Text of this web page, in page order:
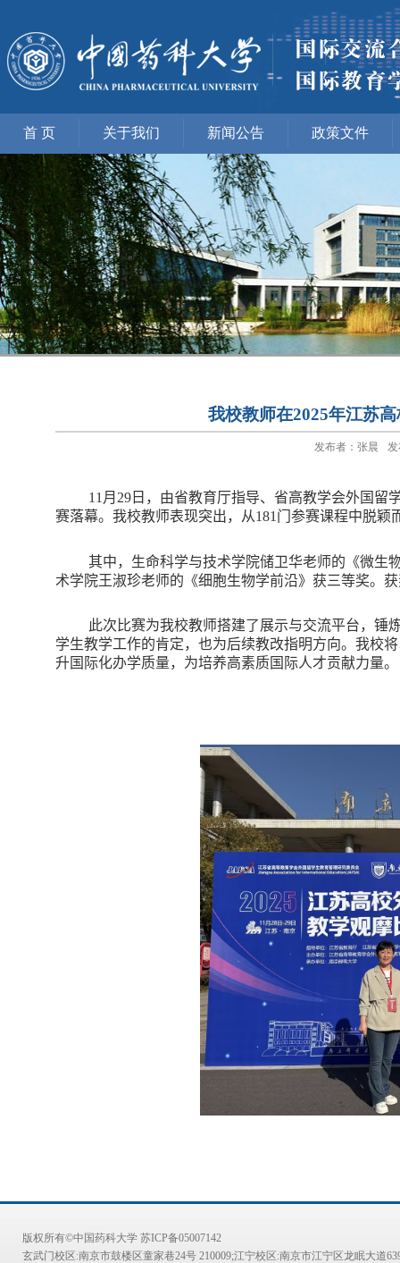
首 页 关于我们 新闻公告 政策文件
我校教师在2025年江苏
发布者：张晨 发
11 月 29 日，由省教育厅指导、省高教学会外国留
赛落幕。我校教师表现突出，从181 门参赛课程中脱颖
其中，生命科学与技术学院储卫华老师的《微生
术学院王淑珍老师的《细胞生物学前沿》获三等奖。
此次比赛为我校教师搭建了展示与交流平台，锤
学生教学工作的肯定，也为后续教改指明方向。我校
升国际化办学质量，为培养高素质国际人才贡献力量。
版权所有©中国药科大学 苏ICP备05007142
玄武门校区:南京市鼓楼区童家巷24号 210009;江宁校区:南京市江宁区龙眠大道